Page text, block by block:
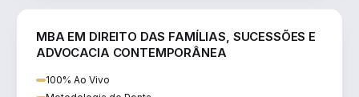
MBA EM DIREITO DAS FAMÍLIAS, SUCESSÕES E
ADVOCACIA CONTEMPORÂNEA
100% Ao Vivo